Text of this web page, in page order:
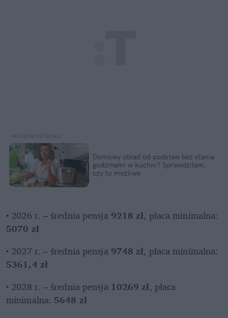
Domowy obiad od podstaw bez stania
godzinami w kuchni? Sprawdziłam,
czy to możliwe
• 2026 r. – średnia pensja 9218 zł
5070 zł
• 2027 r. – średnia pensja 9748 zł
5361,4 zł
• 2028 r. – średnia pensja 10269 zł, płaca
minimalna: 5648 zł